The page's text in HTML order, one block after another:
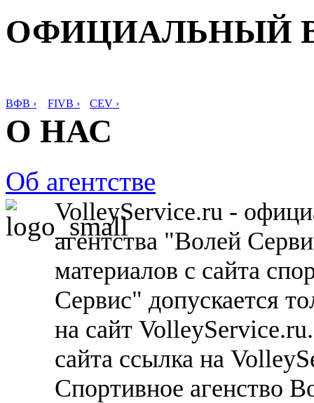
ОФИЦИАЛЬНЫЙ
ВФВ › FIVB › CEV ›
О НАС
Об агентстве
VolleyService.ru -
агентства "Волей
материалов с сайта
Сервис" допускается
на сайт
сайта ссылка на
Спортивное агенство